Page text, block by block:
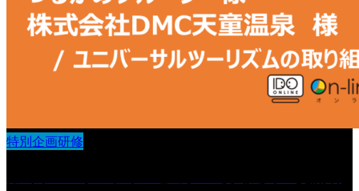
特別企画研修